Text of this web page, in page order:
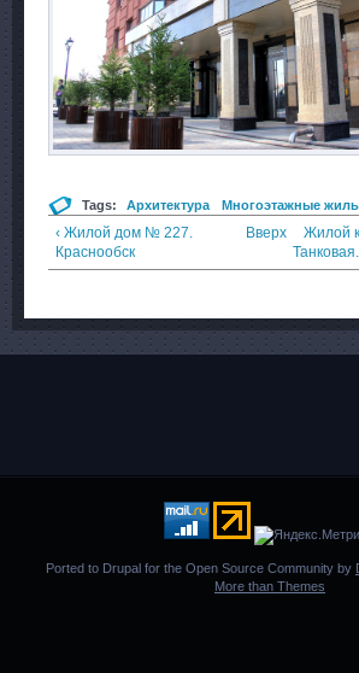
Tags: Архитектура Многоэтажные
‹ Жилой дом № 227.
Краснообск
Вверх
Жилой
Ported to Drupal for the Open Source Community by
More than Themes